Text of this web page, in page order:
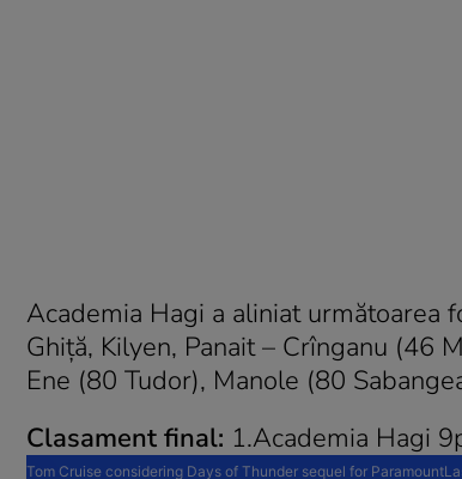
Academia Hagi a aliniat următoarea
Ghiţă, Kilyen, Panait – Crînganu (46
Ene (80 Tudor), Manole (80
Clasament final: 1.Academia Hagi